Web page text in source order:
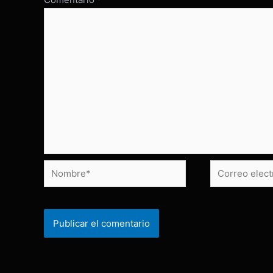
Nombre*
Correo
electrónico*